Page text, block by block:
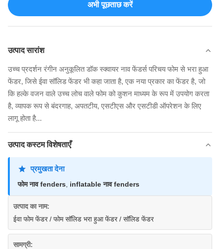
अभी पूछताछ करें
उत्पाद सारांश
उच्च प्रदर्शन रंगीन अनुकूलित डॉक स्क्वायर नाव फेंडर्स परिचय फोम से भरा हुआ
फेंडर, जिसे ईवा सॉलिड फेंडर भी कहा जाता है, एक नया प्रकार का फेंडर है, जो
कि हल्के वजन वाले उच्च लोच वाले फोम को कुशन माध्यम के रूप में उपयोग करता
है, व्यापक रूप से बंदरगाह, अपतटीय, एसटीएस और एसटीडी ऑपरेशन के लिए
लागू होता है...
उत्पाद कस्टम विशेषताएँ
प्रमुखता देना
फोम नाव fenders inflatable नाव fenders
उत्पाद का नाम:
ईवा फोम फेंडर / फोम सॉलिड भरा हुआ फेंडर / सॉलिड फेंडर
सामग्री: